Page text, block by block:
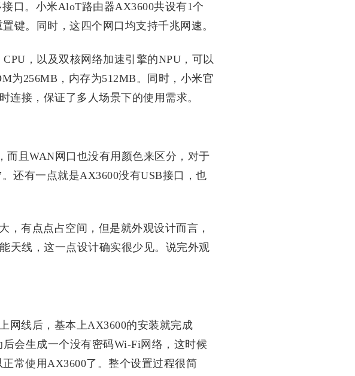
口。小米AloT路由器AX3600共设有1个
键。同时，这四个网口均支持千兆网速。
，以及双核网络加速引擎的NPU，可以
为256MB，内存为512MB。同时，小米官
连接，保证了多人场景下的使用需求。
而且WAN网口也没有用颜色来区分，对于
还有一点就是AX3600没有USB接口，也
，有点点占空间，但是就外观设计而言，
天线，这一点设计确实很少见。说完外观
网线后，基本上AX3600的安装就完成
会生成一个没有密码Wi-Fi网络，这时候
常使用AX3600了。整个设置过程很简